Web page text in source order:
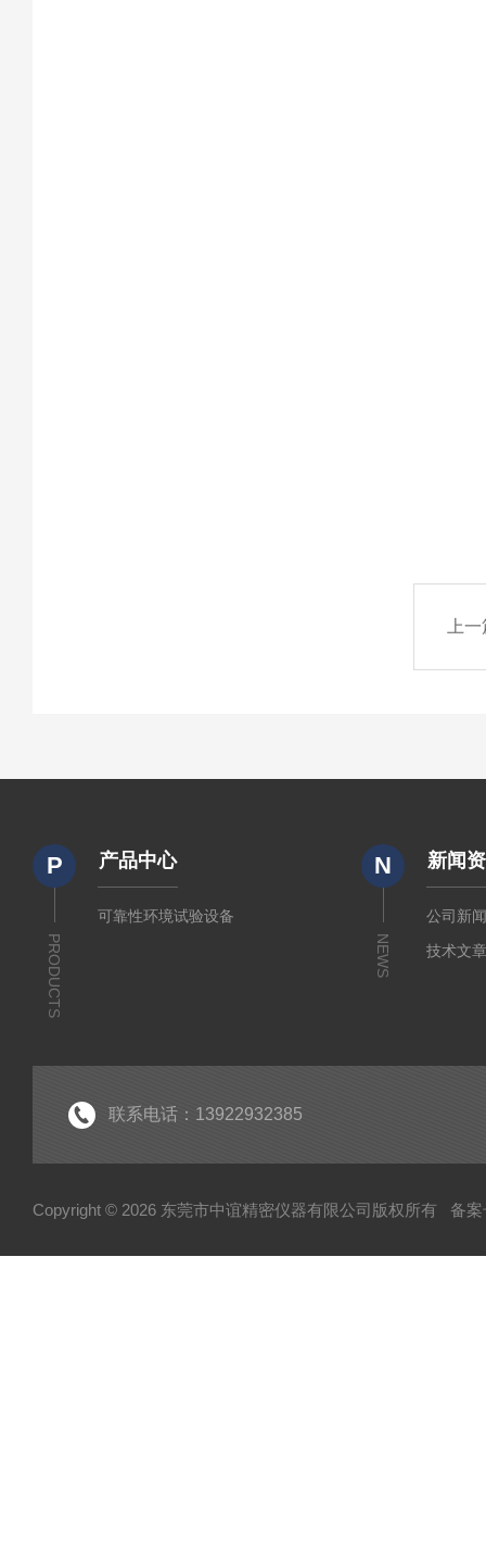
上
P
PRODUCTS
产品中心
可靠性环境试验设备
N
NEWS
新闻
公司新
技术文
联系电话：13922932385
Copyright © 2026 东莞市中谊精密仪器有限公司版权所有 备案